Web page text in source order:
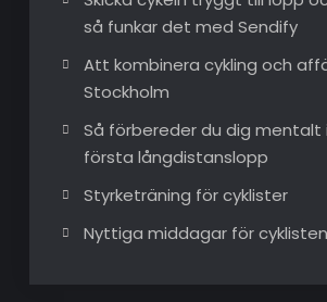
så funkar det med Sendify
Att kombinera cykling och
Stockholm
Så förbereder du dig
första långdistanslopp
Styrketräning för cyklister
Nyttiga middagar för cyklisten